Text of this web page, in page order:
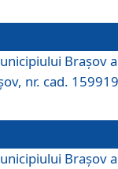
Braşov a
nr. cad.
Braşov a